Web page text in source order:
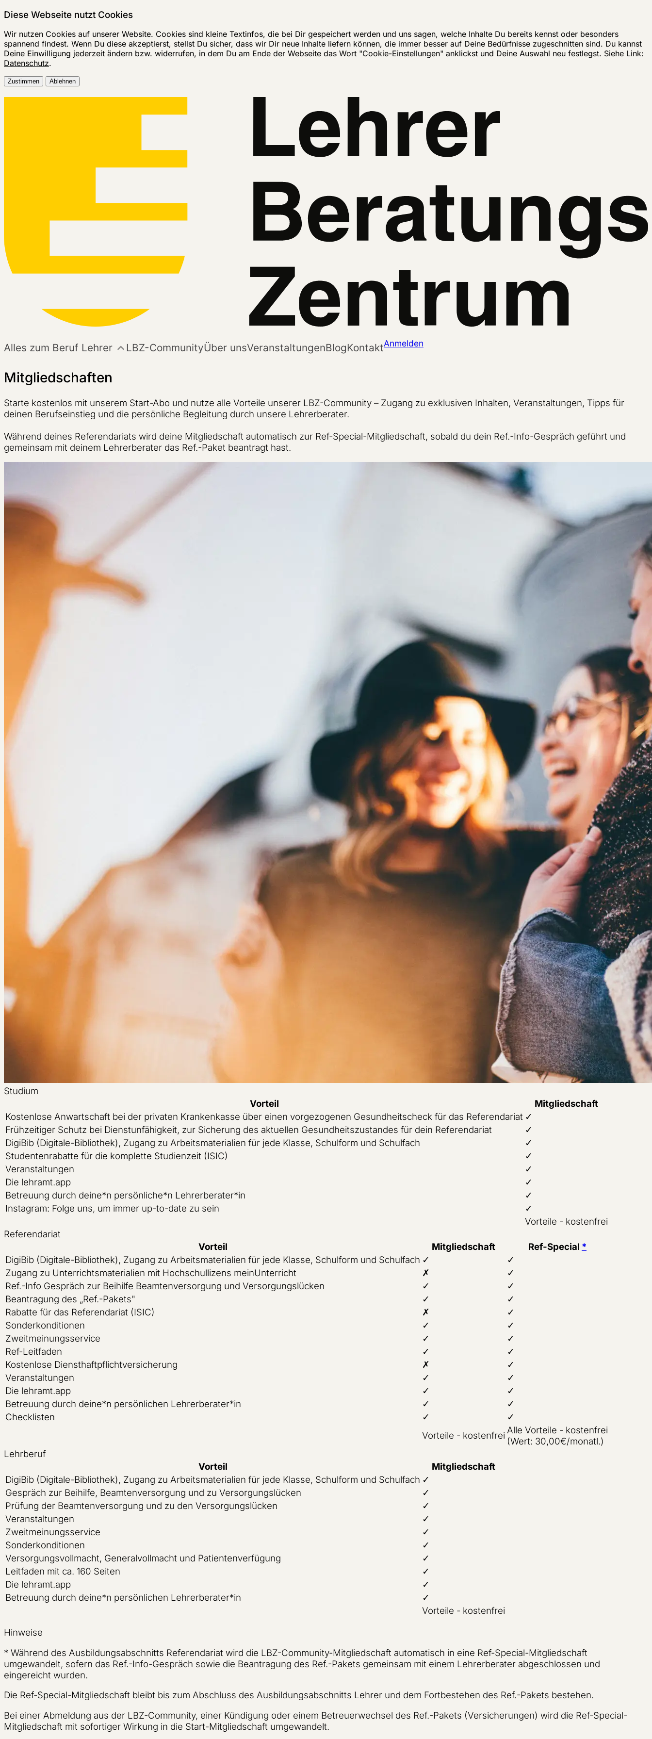
Diese Webseite nutzt Cookies
Wir nutzen Cookies auf unserer Website. Cookies sind kleine Textinfos, die bei Dir gespeichert werden und uns sagen, welche Inhalte Du bereits kennst oder besonders
spannend findest. Wenn Du diese akzeptierst, stellst Du sicher, dass wir Dir neue Inhalte liefern können, die immer besser auf Deine Bedürfnisse zugeschnitten sind. Du kannst
Deine Einwilligung jederzeit ändern bzw. widerrufen, in dem Du am Ende der Webseite das Wort "Cookie-Einstellungen" anklickst und Deine Auswahl neu festlegst. Siehe Link:
Datenschutz.
Zustimmen Ablehnen
Alles zum Beruf Lehrer LBZ-CommunityÜber unsVeranstaltungenBlogKontaktAnmelden
Mitgliedschaften
Starte kostenlos mit unserem Start-Abo und nutze alle Vorteile unserer LBZ-Community – Zugang zu exklusiven Inhalten, Veranstaltungen, Tipps für
deinen Berufseinstieg und die persönliche Begleitung durch unsere Lehrerberater.
Während deines Referendariats wird deine Mitgliedschaft automatisch zur Ref-Special-Mitgliedschaft, sobald du dein Ref.-Info-Gespräch geführt und
gemeinsam mit deinem Lehrerberater das Ref.-Paket beantragt hast.
Studium
Vorteil
Mitgliedschaft
Kostenlose Anwartschaft bei der privaten Krankenkasse über einen vorgezogenen Gesundheitscheck für das Referendariat ✓
Frühzeitiger Schutz bei Dienstunfähigkeit, zur Sicherung des aktuellen Gesundheitszustandes für dein Referendariat
✓
DigiBib (Digitale-Bibliothek), Zugang zu Arbeitsmaterialien für jede Klasse, Schulform und Schulfach
✓
Studentenrabatte für die komplette Studienzeit (ISIC)
✓
Veranstaltungen
✓
Die lehramt.app
✓
Betreuung durch deine*n persönliche*n Lehrerberater*in
✓
Instagram: Folge uns, um immer up-to-date zu sein
✓
Vorteile - kostenfrei
Referendariat
Vorteil
Mitgliedschaft Ref-Special *
DigiBib (Digitale-Bibliothek), Zugang zu Arbeitsmaterialien für jede Klasse, Schulform und Schulfach ✓
✓
Zugang zu Unterrichtsmaterialien mit Hochschullizens meinUnterricht
✗
✓
Ref.-Info Gespräch zur Beihilfe Beamtenversorgung und Versorgungslücken
✓
✓
Beantragung des „Ref.-Pakets"
✓
✓
Rabatte für das Referendariat (ISIC)
✗
✓
Sonderkonditionen
✓
✓
Zweitmeinungsservice
✓
✓
Ref-Leitfaden
✓
✓
Kostenlose Diensthaftpflichtversicherung
✗
✓
Veranstaltungen
✓
✓
Die lehramt.app
✓
✓
Betreuung durch deine*n persönlichen Lehrerberater*in
✓
✓
Checklisten
✓
✓
Vorteile - kostenfrei Alle Vorteile - kostenfrei
(Wert: 30,00€/monatl.)
Lehrberuf
Vorteil
Mitgliedschaft
DigiBib (Digitale-Bibliothek), Zugang zu Arbeitsmaterialien für jede Klasse, Schulform und Schulfach ✓
Gespräch zur Beihilfe, Beamtenversorgung und zu Versorgungslücken
✓
Prüfung der Beamtenversorgung und zu den Versorgungslücken
✓
Veranstaltungen
✓
Zweitmeinungsservice
✓
Sonderkonditionen
✓
Versorgungsvollmacht, Generalvollmacht und Patientenverfügung
✓
Leitfaden mit ca. 160 Seiten
✓
Die lehramt.app
✓
Betreuung durch deine*n persönlichen Lehrerberater*in
✓
Vorteile - kostenfrei
Hinweise
* Während des Ausbildungsabschnitts Referendariat wird die LBZ-Community-Mitgliedschaft automatisch in eine Ref-Special-Mitgliedschaft
umgewandelt, sofern das Ref.-Info-Gespräch sowie die Beantragung des Ref.-Pakets gemeinsam mit einem Lehrerberater abgeschlossen und
eingereicht wurden.
Die Ref-Special-Mitgliedschaft bleibt bis zum Abschluss des Ausbildungsabschnitts Lehrer und dem Fortbestehen des Ref.-Pakets bestehen.
Bei einer Abmeldung aus der LBZ-Community, einer Kündigung oder einem Betreuerwechsel des Ref.-Pakets (Versicherungen) wird die Ref-Special-
Mitgliedschaft mit sofortiger Wirkung in die Start-Mitgliedschaft umgewandelt.